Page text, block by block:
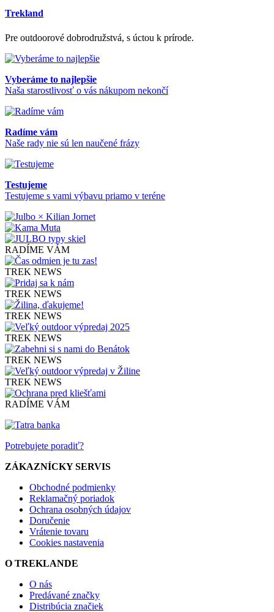
Trekland
Pre outdoorové dobrodružstvá, s úctou k prírode.
Vyberáme to najlepšie
Naša starostlivosť o vás nákupom nekončí
Radíme vám
Naše rady nie sú len naučené frázy
Testujeme
Testujeme s vami výbavu priamo v teréne
RADÍME VÁM
TREK NEWS
TREK NEWS
TREK NEWS
TREK NEWS
TREK NEWS
TREK NEWS
RADÍME VÁM
Potrebujete poradiť?
ZÁKAZNÍCKY SERVIS
Obchodné podmienky
Reklamačný poriadok
Ochrana osobných údajov
Doručenie
Vrátenie tovaru
Cookies nastavenia
O TREKLANDE
O nás
Predávané značky
Distribúcia značiek